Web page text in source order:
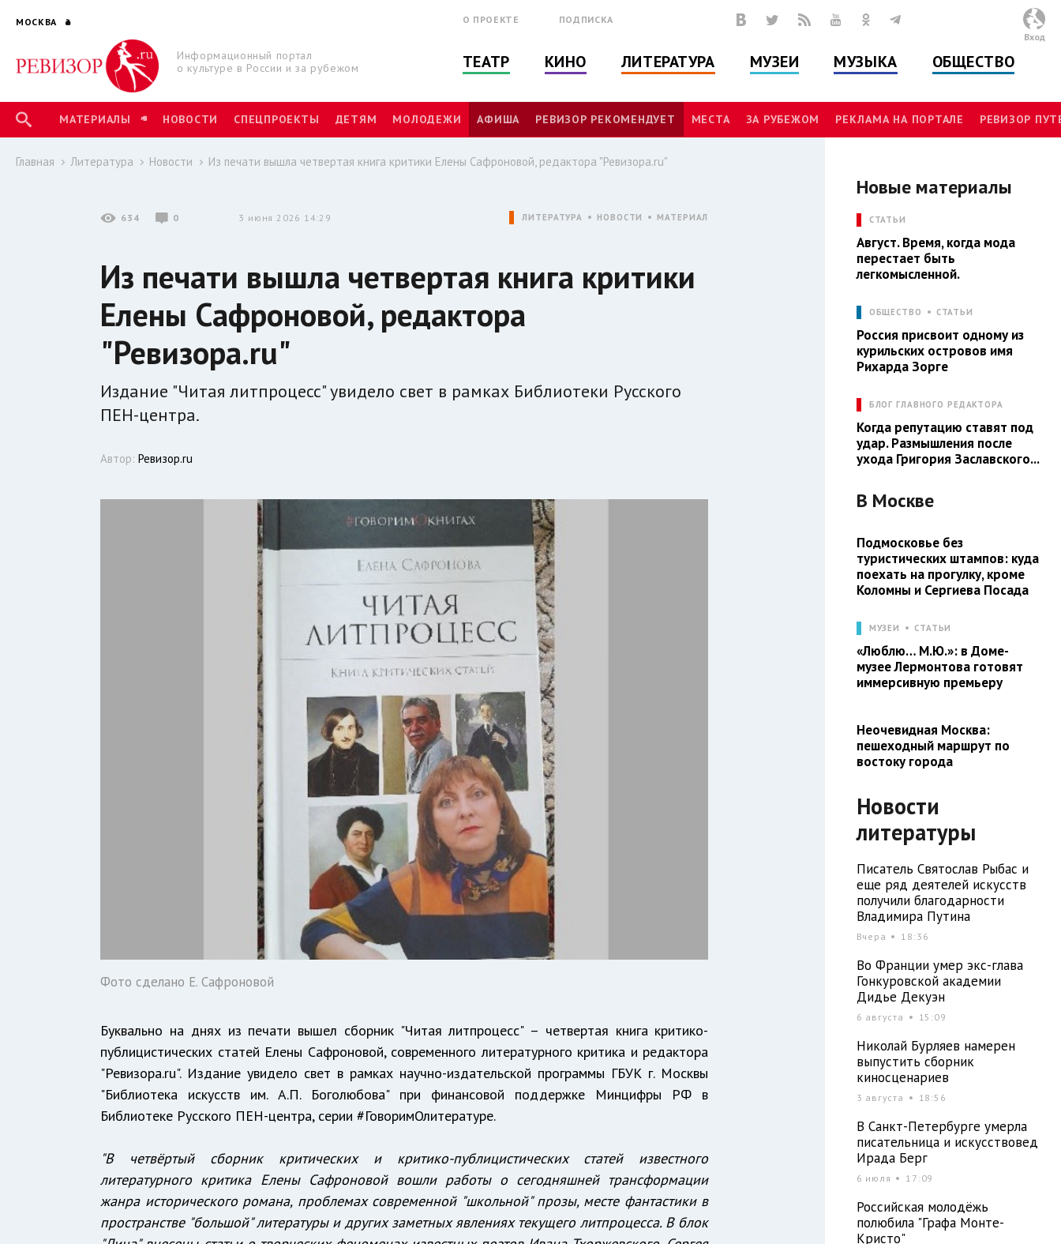
МОСКВА
Информационный портал
о культуре в России и за рубежом
О ПРОЕКТЕ ПОДПИСКА
ТЕАТР КИНО ЛИТЕРАТУРА МУЗЕИ МУЗЫКА ОБЩЕСТВО
Вход
МАТЕРИАЛЫ НОВОСТИ СПЕЦПРОЕКТЫ ДЕТЯМ МОЛОДЕЖИ АФИША РЕВИЗОР РЕКОМЕНДУЕТ МЕСТА ЗА РУБЕЖОМ РЕКЛАМА НА ПОРТАЛЕ РЕВИЗОР
Главная Литература Новости Из печати вышла четвертая книга критики Елены Сафроновой, редактора "Ревизора.ru"
634 0 3 июня 2026 14:29 ЛИТЕРАТУРА НОВОСТИ МАТЕРИАЛ
Из печати вышла четвертая книга критики
Елены Сафроновой, редактора
"Ревизора.ru"
Издание "Читая литпроцесс" увидело свет в рамках Библиотеки Русского
ПЕН-центра.
Автор:Ревизор.ru
Фото сделано Е. Сафроновой
Буквально на днях из печати вышел сборник "Читая литпроцесс" – четвертая книга критико-
публицистических статей Елены Сафроновой, современного литературного критика и редактора
"Ревизора.ru". Издание увидело свет в рамках научно-издательской программы ГБУК г. Москвы
"Библиотека искусств им. А.П. Боголюбова" при финансовой поддержке Минцифры РФ в
Библиотеке Русского ПЕН-центра, серии #ГоворимОлитературе.
"В четвёртый сборник критических и критико-публицистических статей известного
литературного критика Елены Сафроновой вошли работы о сегодняшней трансформации
жанра исторического романа, проблемах современной "школьной" прозы, месте фантастики в
пространстве "большой" литературы и других заметных явлениях текущего литпроцесса. В блок
Новые материалы
СТАТЬИ
Август. Время, когда мода
перестает быть
легкомысленной.
ОБЩЕСТВО СТАТЬИ
Россия присвоит одному из
курильских островов имя
Рихарда Зорге
БЛОГ ГЛАВНОГО РЕДАКТОРА
Когда репутацию ставят под
удар. Размышления после
ухода Григория Заславского...
В Москве
Подмосковье без
туристических штампов: куда
поехать на прогулку, кроме
Коломны и Сергиева Посада
МУЗЕИ СТАТЬИ
«Люблю… М.Ю.»: в Доме-
музее Лермонтова готовят
иммерсивную премьеру
Неочевидная Москва:
пешеходный маршрут по
востоку города
Новости
литературы
Писатель Святослав Рыбас и
еще ряд деятелей искусств
получили благодарности
Владимира Путина
Вчера 18:36
Во Франции умер экс-глава
Гонкуровской академии
Дидье Декуэн
6 августа 15:09
Николай Бурляев намерен
выпустить сборник
киносценариев
3 августа 18:56
В Санкт-Петербурге умерла
писательница и искусствовед
Ирада Берг
6 июля 17:09
Российская молодёжь
полюбила "Графа Монте-
Кристо"